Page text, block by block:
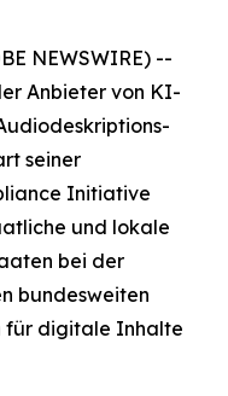
NEWSWIRE) --
Anbieter von KI-
seiner
Initiative
und lokale
bei der
bundesweiten
für digitale Inhalte